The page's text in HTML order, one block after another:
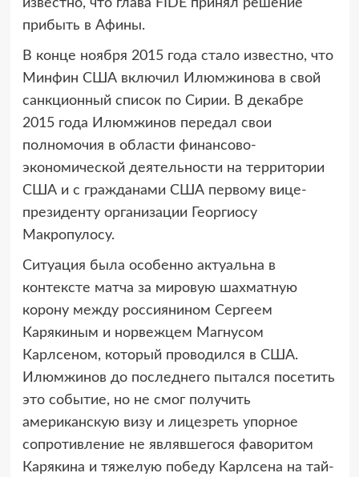
известно, что глава FIDE принял решение
прибыть в Афины.
В конце ноября 2015 года стало известно, что
Минфин США включил Илюмжинова в свой
санкционный список по Сирии. В декабре
2015 года Илюмжинов передал свои
полномочия в области финансово-
экономической деятельности на территории
США и с гражданами США первому вице-
президенту организации Георгиосу
Макропулосу.
Ситуация была особенно актуальна в
контексте матча за мировую шахматную
корону между россиянином Сергеем
Карякиным и норвежцем Магнусом
Карлсеном, который проводился в США.
Илюмжинов до последнего пытался посетить
это событие, но не смог получить
американскую визу и лицезреть упорное
сопротивление не являвшегося фаворитом
Карякина и тяжелую победу Карлсена на тай-